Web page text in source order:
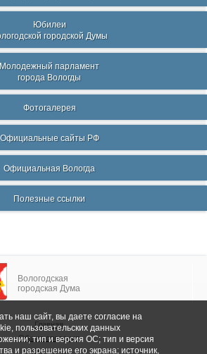
Юбилеи
городской Думы
Молодежный парламент
города Вологды
Фотогалерея
Официальные сайты РФ
Официальная Вологда
Полезные ссылки
Вологодская
городская Дума
Главная
Общие сведения
Депутаты
наш сайт, вы даете согласие на
пользовательских данных
тип и версия ОС; тип и версия
и разрешение его экрана; источник,